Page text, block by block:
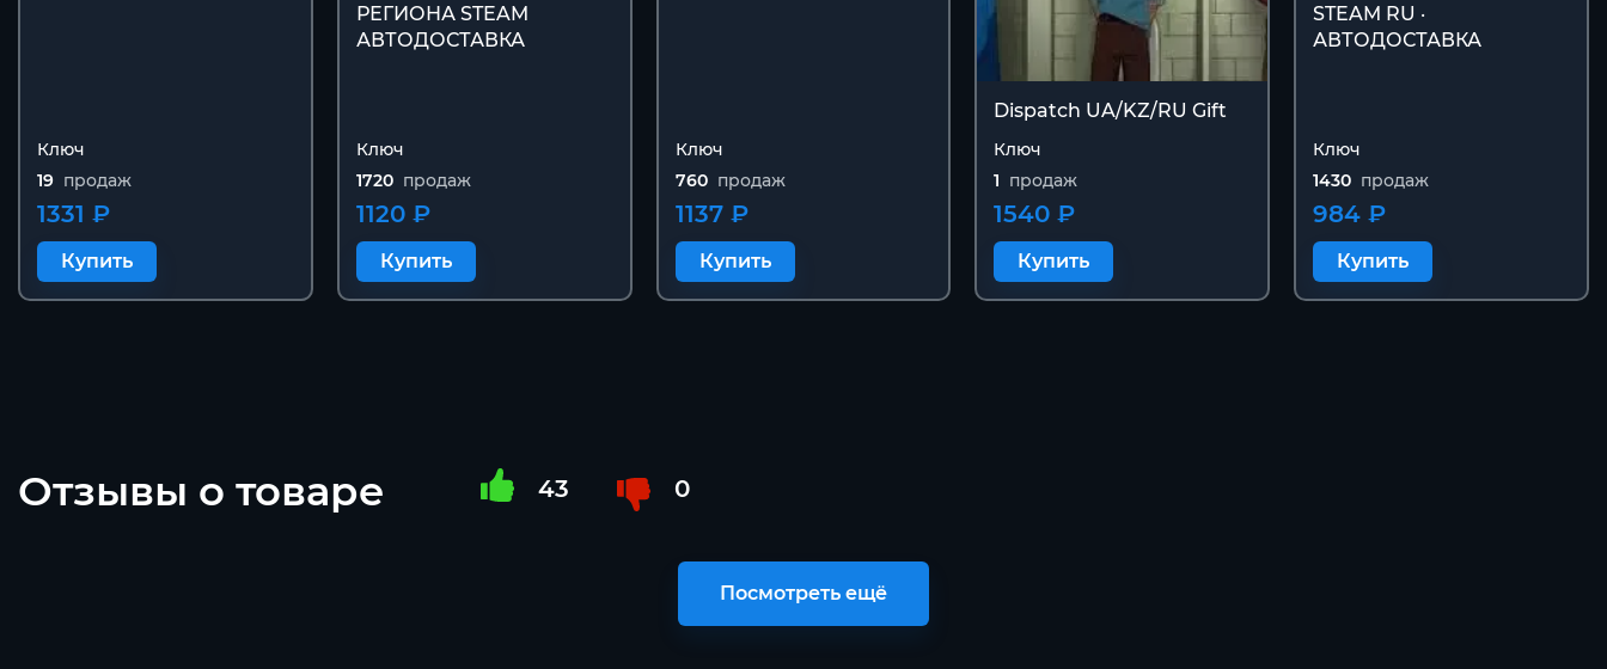
Ключ
19 продаж
1331 ₽
Купить
РЕГИОНА STEAM
АВТОДОСТАВКА
Ключ
1720 продаж
1120 ₽
Купить
Ключ
760 продаж
1137 ₽
Купить
Dispatch UA/KZ/RU Gift
Ключ
1 продаж
1540 ₽
Купить
STEAM RU ·
АВТОДОСТАВКА
Ключ
1430 продаж
984 ₽
Купить
Отзывы о товаре 43 0
Посмотреть ещё